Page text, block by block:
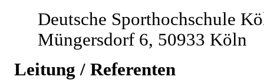
Deutsche Sporthochschule
Müngersdorf 6, 50933 Köln
Leitung / Referenten